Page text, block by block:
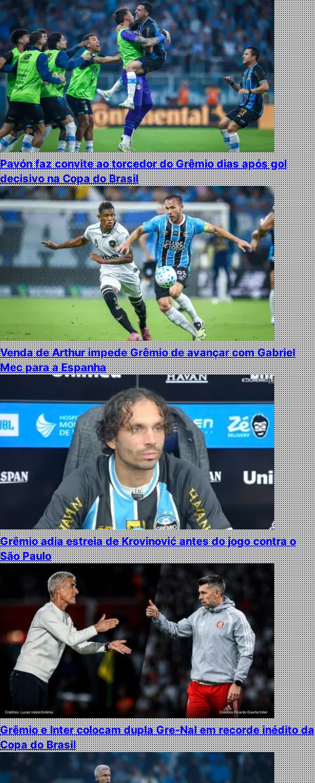
Pavón faz convite ao torcedor do Grêmio dias após gol
decisivo na Copa do Brasil
Venda de Arthur impede Grêmio de avançar com Gabriel
Mec para a Espanha
Grêmio adia estreia de Krovinović antes do jogo contra o
São Paulo
Grêmio e Inter colocam dupla Gre-Nal em recorde inédito da
Copa do Brasil